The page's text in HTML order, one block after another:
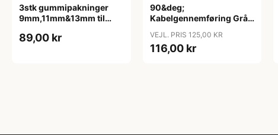
3stk gummipakninger
9mm,11mm&13mm til
89,00 kr
90&deg;
Kabelgennemføring Grå
VEJL. PRIS 125,00 KR
116,00 kr